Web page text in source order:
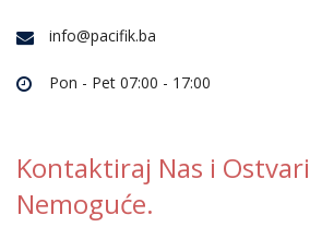
info@pacifik.ba
Pon - Pet 07:00 - 17:00
Kontaktiraj Nas i
Nemoguće.